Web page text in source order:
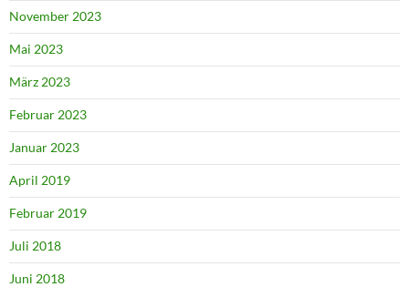
November 2023
Mai 2023
März 2023
Februar 2023
Januar 2023
April 2019
Februar 2019
Juli 2018
Juni 2018